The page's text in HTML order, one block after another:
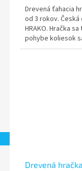
Drevená ťahacia
od 3 rokov.
HRAKO. Hračka
pohybe koliesok
začne vydávať
Drevená